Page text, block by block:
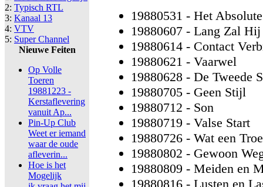
2: Typisch RTL
3: Kanaal 13
4: VTV
5: Super Channel
Nieuwe Feiten
Op Volle
Toeren
19881223 -
Kerstaflevering
vanuit Ap...
Pin-Up Club
Weet er iemand
waar de oude
afleverin...
Hoe is het
Mogelijk
19880531 - Het
19880607 - Lang Zal
19880614 - Contact
19880621 - Vaarwel
19880628 - De Tweede
19880705 - Geen Stijl
19880712 - Son
19880719 - Valse Start
19880726 - Wat een
19880802 - Gewoon
19880809 - Meiden en
19880816 - Lusten en